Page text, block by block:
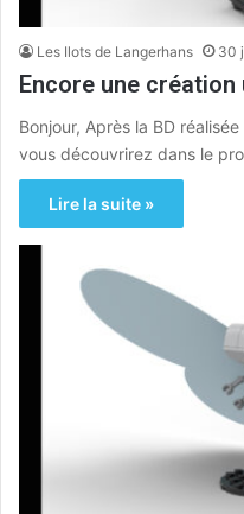
Les Ilots de Langerhans 30
Encore une création
Bonjour, Après la BD
vous découvrirez dans le
Lire la suite »